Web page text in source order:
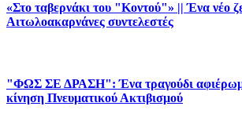
«Στο ταβερνάκι του "Κοντού"» || Ένα νέο
Αιτωλοακαρνάνες συντελεστές
"ΦΩΣ ΣΕ ΔΡΑΣΗ": Ένα τραγούδι
κίνηση Πνευματικού Ακτιβισμού